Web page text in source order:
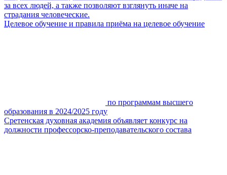
за всех людей, а также позволяют взглянуть иначе на
страдания человеческие.
Целевое обучение и правила приёма на целевое обучение
по программам высшего
образования в 2024/2025 году
Сретенская духовная академия объявляет конкурс на
должности профессорско-преподавательского состава